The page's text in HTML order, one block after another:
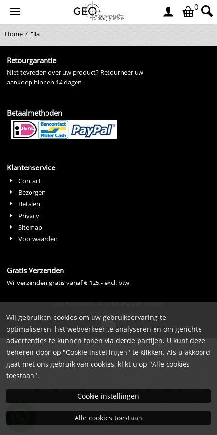
0
Home / Fila
Retourgarantie
Niet tevreden over uw product? Retourneer uw
aankoop binnen 14 dagen.
Betaalmethoden
Klantenservice
Contact
Bezorgen
Betalen
Privacy
Sitemap
Voorwaarden
Gratis Verzenden
Wij verzenden gratis vanaf € 125,- excl. btw
KvK: 53724186 - Btw: NL8509.91.316.B01
Geo-Targets
Wij gebruiken cookies om uw gebruikservaring te
optimaliseren, het webverkeer te analyseren en om gerichte
advertenties te kunnen tonen via derde partijen. U kunt deze
beheren door op "Cookie instellingen" te klikken. Als u akkoord
gaat met ons gebruik van cookies, klikt u op "Alle cookies
toestaan".
Cookie instellingen
Alle cookies toestaan